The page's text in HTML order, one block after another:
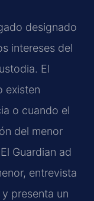
designado
intereses del
El
existen
o cuando el
del menor
Guardian ad
entrevista
presenta un